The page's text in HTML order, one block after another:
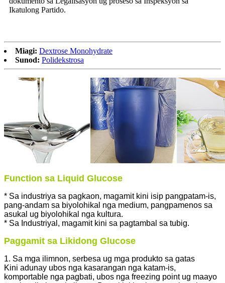
Ikatulong Partido.
Miagi: Dextrose Monohydrate
Sunod: Polidekstrosa
Function sa Liquid Glucose
* Sa industriya sa pagkaon, magamit kini isip pangpatam-is,
pang-andam sa biyolohikal nga medium, pangpamenos sa
asukal ug biyolohikal nga kultura.
* Sa Industriyal, magamit kini sa pagtambal sa tubig.
Paggamit sa Likidong Glucose
1. Sa mga ilimnon, serbesa ug mga produkto sa gatas
Kini adunay ubos nga kasarangan nga katam-is,
komportable nga pagbati, ubos nga freezing point ug maayo